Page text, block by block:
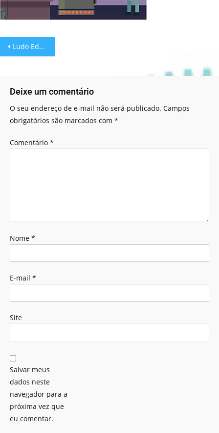
Ludo Educativo: Elementar!
Deixe um comentário
O seu endereço de e-mail não será publicado. Campos
obrigatórios são marcados com *
Comentário *
Nome *
E-mail *
Site
Salvar meus
dados neste
navegador para a
próxima vez que
eu comentar.